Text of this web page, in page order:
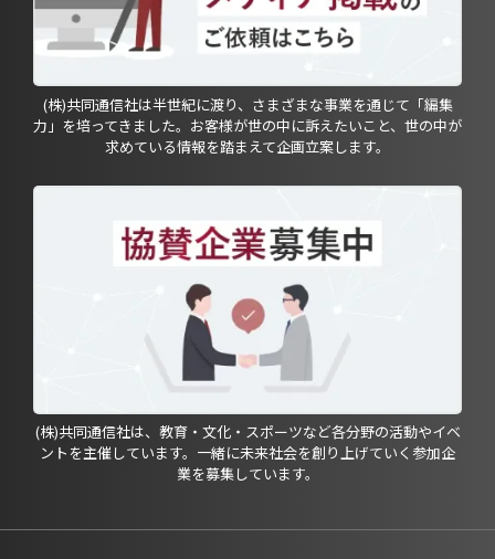
(株)共同通信社は半世紀に渡り、さまざまな事業を通じて「編集
力」を培ってきました。お客様が世の中に訴えたいこと、世の中が
求めている情報を踏まえて企画立案します。
(株)共同通信社は、教育・文化・スポーツなど各分野の活動やイベ
ントを主催しています。一緒に未来社会を創り上げていく参加企
業を募集しています。